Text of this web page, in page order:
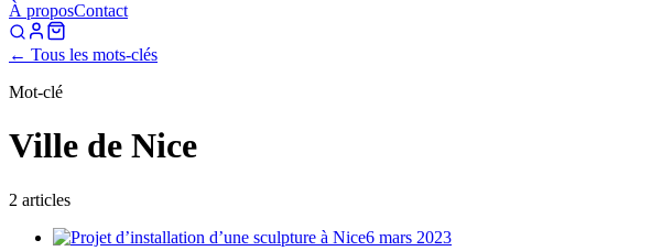
À proposContact
← Tous les mots-clés
Mot-clé
Ville de Nice
2 articles
6 mars 2023